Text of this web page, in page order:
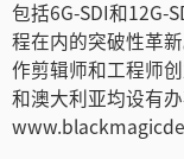
包括6G-SDI和12G-
程在内的突破性革
作剪辑师和工程师
和澳大利亚均设有